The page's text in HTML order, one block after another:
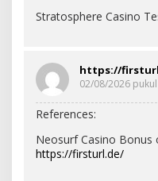
Stratosphere Casino
https://
02/08/2026
References:
Neosurf Casino Bonus
https://firsturl.de/